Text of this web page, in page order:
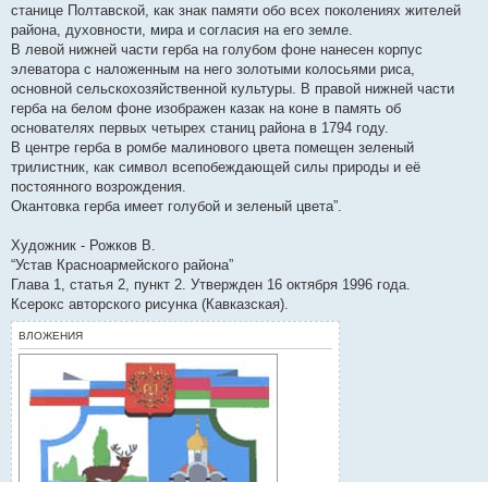
станице Полтавской, как знак памяти обо всех поколениях жителей
района, духовности, мира и согласия на его земле.
В левой нижней части герба на голубом фоне нанесен корпус
элеватора с наложенным на него золотыми колосьями риса,
основной сельскохозяйственной культуры. В правой нижней части
герба на белом фоне изображен казак на коне в память об
основателях первых четырех станиц района в 1794 году.
В центре герба в ромбе малинового цвета помещен зеленый
трилистник, как символ всепобеждающей силы природы и её
постоянного возрождения.
Окантовка герба имеет голубой и зеленый цвета”.
Художник - Рожков В.
“Устав Красноармейского района”
Глава 1, статья 2, пункт 2. Утвержден 16 октября 1996 года.
Ксерокс авторского рисунка (Кавказская).
ВЛОЖЕНИЯ